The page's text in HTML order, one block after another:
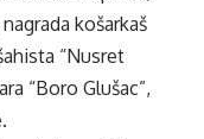
košarkaš
“Nusret
“Boro Glušac”,